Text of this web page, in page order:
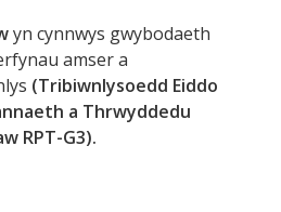
yn cynnwys gwybodaeth
amser a
(Tribiwnlysoedd Eiddo
a Thrwyddedu
RPT-G3).